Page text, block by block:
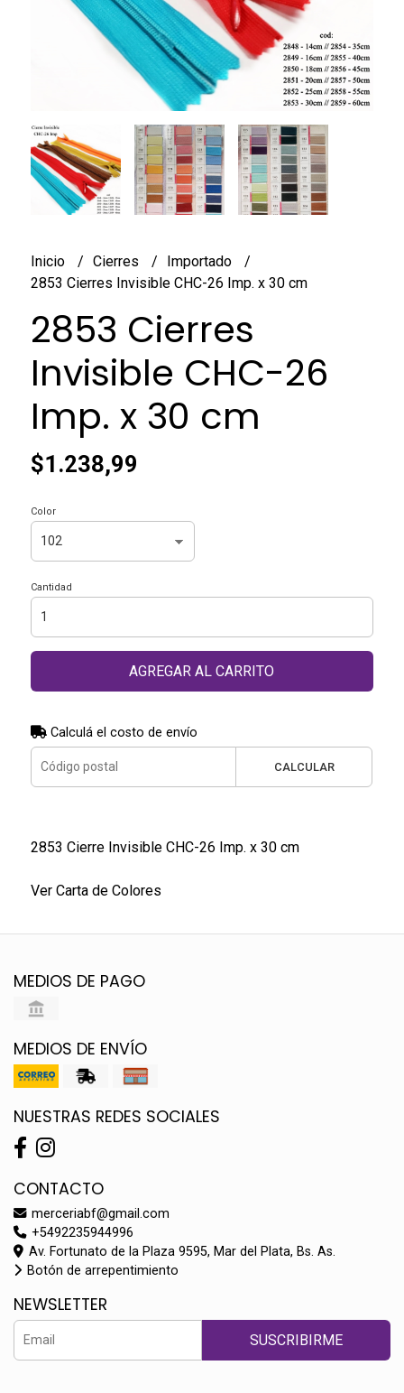
Inicio Cierres
Importado
2853 Cierres Invisible CHC-26 Imp. x 30 cm
2853 Cierres
Invisible CHC-26
Imp. x 30 cm
$1.238,99
Color
Cantidad
AGREGAR AL CARRITO
Calculá el costo de envío
CALCULAR
2853 Cierre Invisible CHC-26 Imp. x 30 cm
Ver Carta de Colores
MEDIOS DE PAGO
MEDIOS DE ENVÍO
NUESTRAS REDES SOCIALES
CONTACTO
merceriabf@gmail.com
+5492235944996
Av. Fortunato de la Plaza 9595, Mar del Plata, Bs. As.
Botón de arrepentimiento
NEWSLETTER
SUSCRIBIRME